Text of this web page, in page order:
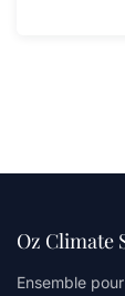
Oz Climate
Ensemble